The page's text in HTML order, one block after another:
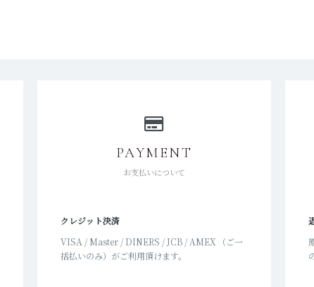
PAYMENT
お支払いについて
クレジット決済
VISA / Master / DINERS / JCB / AMEX （ご一
括払いのみ）がご利用頂けます。